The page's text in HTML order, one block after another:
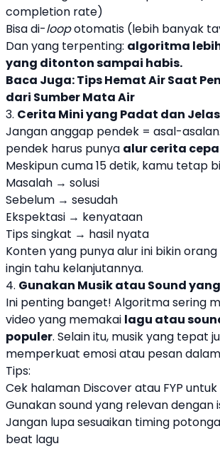
completion rate)
Bisa di-loopotomatis (lebih banyak
Dan yang terpenting: algoritma
yang ditonton sampai habis.
Baca Juga:Tips Hemat Air Saat
dari Sumber Mata Air
3. Cerita Mini yang Padat dan Jelas
Jangan anggap pendek = asal-
pendek harus punya alur cerita
Meskipun cuma 15 detik, kamu tetap
Masalah → solusi
Sebelum → sesudah
Ekspektasi → kenyataan
Tips singkat → hasil nyata
Konten yang punya alur ini bikin
ingin tahu kelanjutannya.
4. Gunakan Musik atau Sound
Ini penting banget! Algoritma sering
video yang memakai lagu atau
populer. Selain itu, musik yang tepat
memperkuat emosi atau pesan
Tips:
Cek halaman Discover atau FYP
Gunakan sound yang relevan dengan
Jangan lupa sesuaikan timing
beat lagu